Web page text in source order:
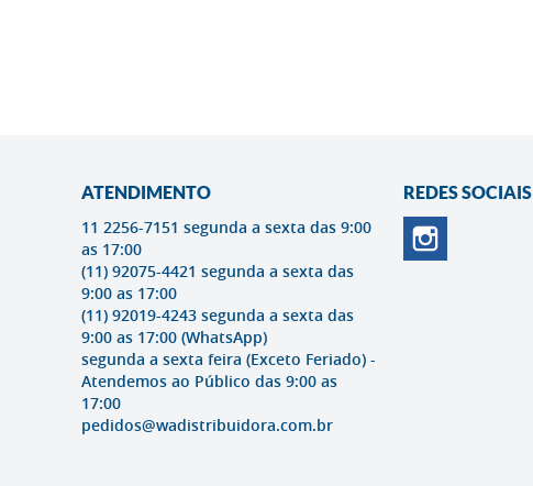
ATENDIMENTO
11 2256-7151 segunda a sexta das 9:00
as 17:00
(11) 92075-4421 segunda a sexta das
9:00 as 17:00
(11) 92019-4243 segunda a sexta das
9:00 as 17:00 (WhatsApp)
segunda a sexta feira (Exceto Feriado) -
Atendemos ao Público das 9:00 as
17:00
pedidos@wadistribuidora.com.br
REDES SOCIAIS